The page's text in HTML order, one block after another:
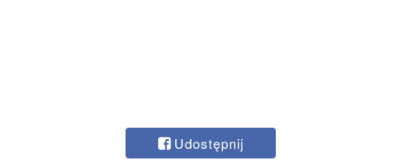
Udostępnij